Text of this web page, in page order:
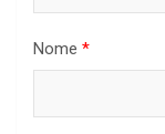
Nome *